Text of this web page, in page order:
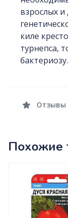
взрослых
киле
турнепса,
Отзывы
Похожие